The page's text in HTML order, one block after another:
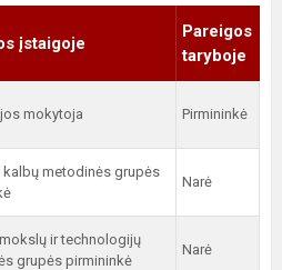
įstaigoje
Pareigos
taryboje
mokytoja Pirmininkė
kalbų metodinės grupės
Narė
ir technologijų
grupės pirmininkė
Narė